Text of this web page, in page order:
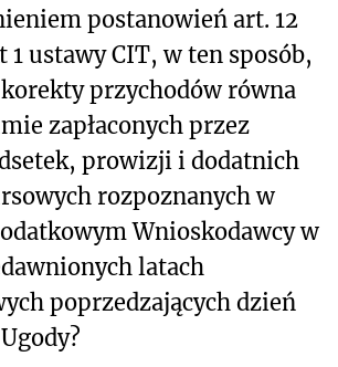
postanowień art. 12
1 ustawy CIT, w ten sposób,
przychodów równa
zapłaconych przez
prowizji i dodatnich
rozpoznanych w
Wnioskodawcy w
latach
poprzedzających dzień